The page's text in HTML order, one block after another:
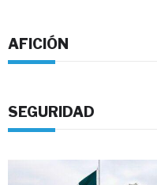
AFICIÓN
SEGURIDAD